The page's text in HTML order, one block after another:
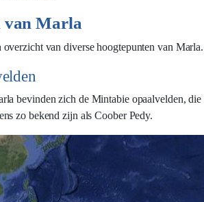
van Marla
overzicht van diverse hoogtepunten van Marla.
bevinden zich de Mintabie opaalvelden, die
zo bekend zijn als Coober Pedy.